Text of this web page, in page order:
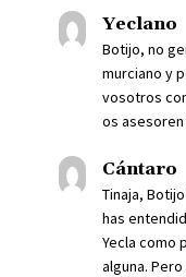
Yeclano
Botijo, no
murciano y
vosotros
os
Cántaro
Tinaja,
has
Yecla como
alguna.